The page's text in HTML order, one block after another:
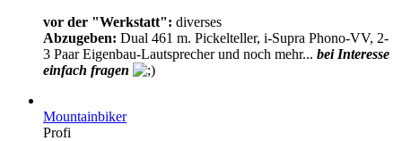
vor der "Werkstatt": diverses
Abzugeben: Dual 461 m. Pickelteller, i-Supra Phono-VV, 2-
3 Paar Eigenbau-Lautsprecher und noch mehr... bei Interesse
einfach fragen
Mountainbiker
Profi